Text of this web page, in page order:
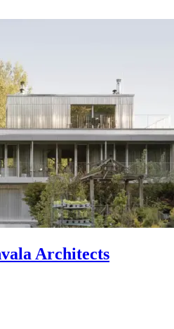
Architects